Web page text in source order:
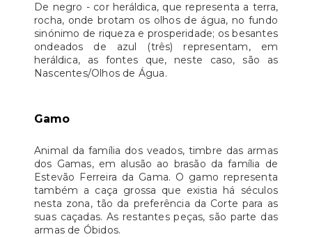
De negro - cor heráldica, que representa a terra,
rocha, onde brotam os olhos de água, no fundo
sinónimo de riqueza e prosperidade; os besantes
ondeados de azul (três) representam, em
heráldica, as fontes que, neste caso, são as
Nascentes/Olhos de Água.
Gamo
Animal da família dos veados, timbre das armas
dos Gamas, em alusão ao brasão da família de
Estevão Ferreira da Gama. O gamo representa
também a caça grossa que existia há séculos
nesta zona, tão da preferência da Corte para as
suas caçadas. As restantes peças, são parte das
armas de Óbidos.